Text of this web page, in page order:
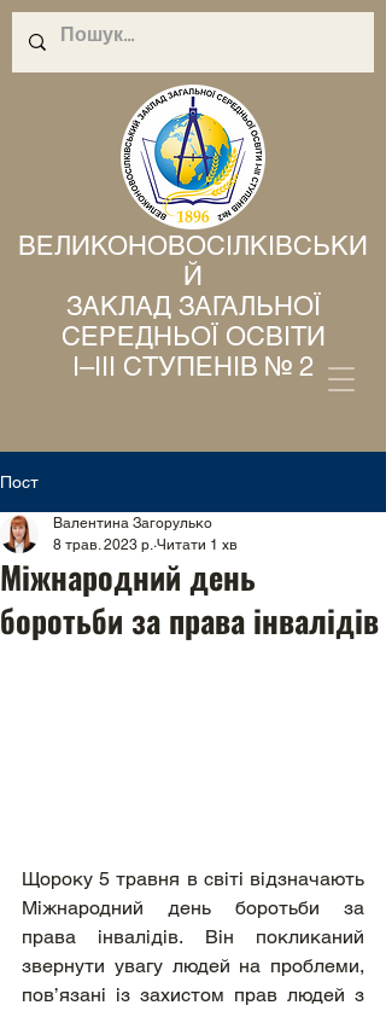
ВЕЛИКОНОВОСІЛКІВСЬКИ
Й
ЗАКЛАД ЗАГАЛЬНОЇ
СЕРЕДНЬОЇ ОСВІТИ
І–ІІІ СТУПЕНІВ № 2
Пост
Міжнародний день
боротьби за права інвалідів
Валентина Загорулько
8 трав. 2023 р. Читати 1 хв
Щороку 5 травня в світі відзначають
Міжнародний день боротьби за
права інвалідів. Він покликаний
звернути увагу людей на проблеми,
пов’язані із захистом прав людей з